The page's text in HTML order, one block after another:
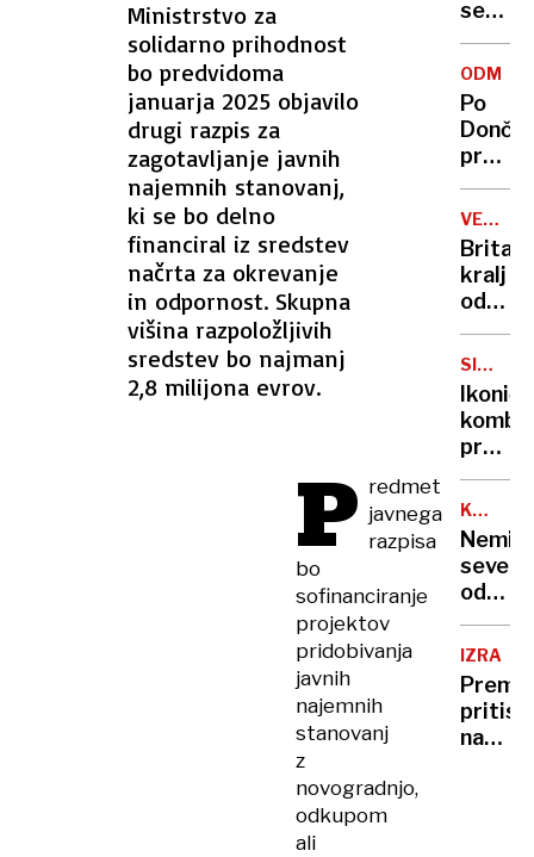
Ministrstvo za
solidarno prihodnost
bo predvidoma
januarja 2025 objavilo
drugi razpis za
zagotavljanje javnih
najemnih stanovanj,
ki se bo delno
financiral iz sredstev
načrta za okrevanje
in odpornost. Skupna
višina razpoložljivih
sredstev bo najmanj
2,8 milijona evrov.
P redmet
javnega
razpisa
bo
sofinanciranje
projektov
pridobivanja
javnih
najemnih
stanovanj
z
novogradnjo,
odkupom
ali
se
cilji
vlade
Po
Karma
je
psica,
Nico
pa
njen
sin
VELIKA
kralj
zaradi
raka
SIMBOL
kombi
75.
rojstni
dan
Nemir
od
ZDA
IZRAEL
na